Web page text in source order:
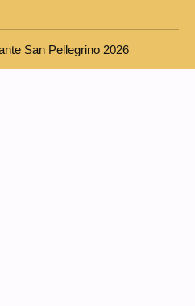
San Pellegrino 2026